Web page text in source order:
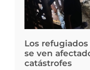
Los
se ven
catástrofes